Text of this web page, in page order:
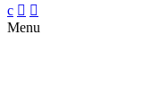
c  
Menu